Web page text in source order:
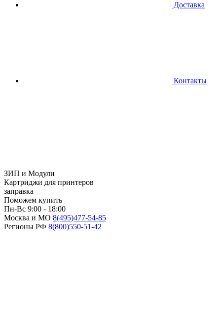
Доставка
Контакты
ЗИП и Модули
Картриджи для принтеров
заправка
Поможем купить
Пн-Вс 9:00 - 18:00
Москва и МО 8(495)477-54-85
Регионы РФ 8(800)550-51-42